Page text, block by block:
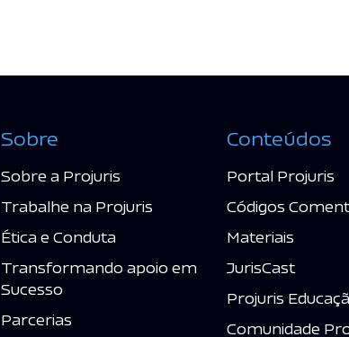
Sobre
Sobre a Projuris
Trabalhe na Projuris
Ética e Conduta
Transformando apoio em
Sucesso
Parcerias
Conteúdos
Portal Projuris
Códigos
Materiais
JurisCast
Projuris
Comunidade